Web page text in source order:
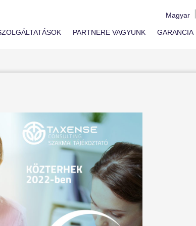
Magyar
PARTNERE VAGYUNK GARANCIA